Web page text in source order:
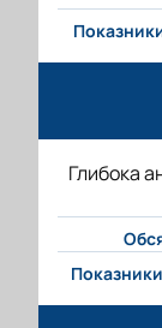
Глибока